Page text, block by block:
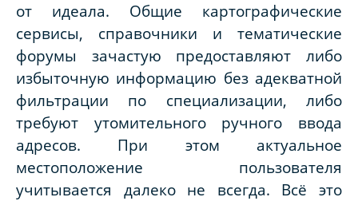
от идеала. Общие картографические
сервисы, справочники и тематические
форумы зачастую предоставляют либо
избыточную информацию без адекватной
фильтрации по специализации, либо
требуют утомительного ручного ввода
адресов. При этом актуальное
местоположение пользователя
учитывается далеко не всегда. Всё это